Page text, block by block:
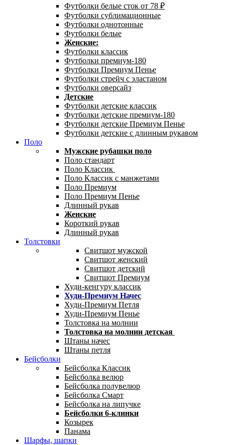
Футболки белые сток от 78 ₽
Футболки сублимационные
Футболки однотонные
Футболки белые
Женские:
Футболки классик
Футболки премиум-180
Футболки Премиум Пенье
Футболки стрейч с эластаном
Футболки оверсайз
Детские
Футболки детские классик
Футболки детские премиум-180
Футболки детские Премиум Пенье
Футболки детские с длинным рукавом
Поло
Мужские рубашки поло
Поло стандарт
Поло Классик
Поло Классик с манжетами
Поло Премиум
Поло Премиум Пенье
Длинный рукав
Женские
Короткий рукав
Длинный рукав
Толстовки
Свитшот мужской
Свитшот женский
Свитшот детский
Свитшот Премиум
Худи-кенгуру классик
Худи-Премиум Начес
Худи-Премиум Петля
Худи-Премиум Пенье
Толстовка на молнии
Толстовка на молнии детская
Штаны начес
Штаны петля
Бейсболки
Бейсболка Классик
Бейсболка велюр
Бейсболка полувелюр
Бейсболка Смарт
Бейсболка на липучке
Бейсболки 6-клинки
Козырек
Панама
Шарфы, шапки